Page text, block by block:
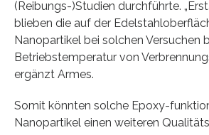
(Reibungs-)Studien durchführte.
blieben die auf der
Nanopartikel bei solchen Versuchen
Betriebstemperatur von
ergänzt Armes.
Somit könnten solche Epoxy-
Nanopartikel einen weiteren